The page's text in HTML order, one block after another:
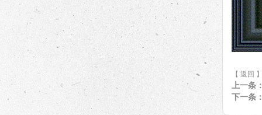
【 返回
上一条
下一条